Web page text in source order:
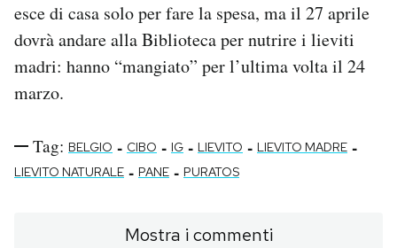
esce di casa solo per fare la spesa, ma il 27 aprile
dovrà andare alla Biblioteca per nutrire i lieviti
madri: hanno “mangiato” per l’ultima volta il 24
marzo.
Tag: BELGIO - CIBO - IG - LIEVITO - LIEVITO MADRE -
LIEVITO NATURALE - PANE - PURATOS
Mostra i commenti